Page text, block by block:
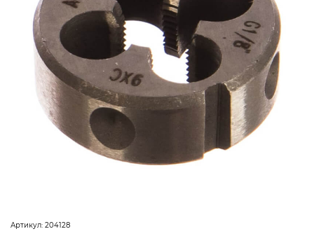
Артикул: 204128